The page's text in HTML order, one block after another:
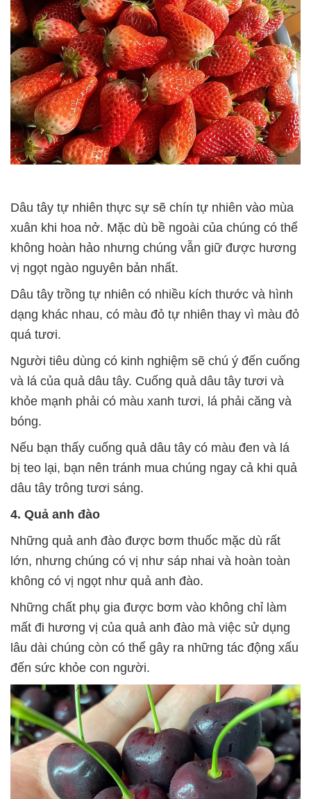
Dâu tây tự nhiên thực sự sẽ chín tự nhiên vào mùa
xuân khi hoa nở. Mặc dù bề ngoài của chúng có thể
không hoàn hảo nhưng chúng vẫn giữ được hương
vị ngọt ngào nguyên bản nhất.
Dâu tây trồng tự nhiên có nhiều kích thước và hình
dạng khác nhau, có màu đỏ tự nhiên thay vì màu đỏ
quá tươi.
Người tiêu dùng có kinh nghiệm sẽ chú ý đến cuống
và lá của quả dâu tây. Cuống quả dâu tây tươi và
khỏe mạnh phải có màu xanh tươi, lá phải căng và
bóng.
Nếu bạn thấy cuống quả dâu tây có màu đen và lá
bị teo lại, bạn nên tránh mua chúng ngay cả khi quả
dâu tây trông tươi sáng.
4. Quả anh đào
Những quả anh đào được bơm thuốc mặc dù rất
lớn, nhưng chúng có vị như sáp nhai và hoàn toàn
không có vị ngọt như quả anh đào.
Những chất phụ gia được bơm vào không chỉ làm
mất đi hương vị của quả anh đào mà việc sử dụng
lâu dài chúng còn có thể gây ra những tác động xấu
đến sức khỏe con người.